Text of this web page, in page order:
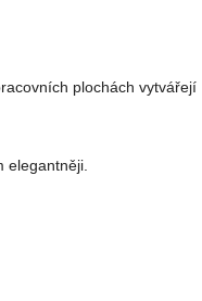
plochách vytvářejí
elegantněji.